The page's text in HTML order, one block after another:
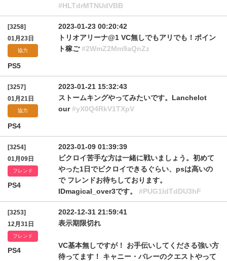
#HLTdrMTNUdVBB
[3258]
01月23日
協力
PS5
2023-01-23 00:20:42
トリオアリーナ@1 VC無しでもアリでも！ポイン
ト稼ご#2WmZ2Mm9aQnZz
[3257]
01月21日
協力
PS4
2023-01-21 15:32:43
ストームキングやってみたいです。Lanchelot
our#yX0Q4RkV1TXpV
[3254]
01月09日
フレンド
PS4
2023-01-09 01:39:39
ビクロイ苦手な方は一緒に戦いましょう。初めて
やった1日でビクロイできるぐらい、psは高いの
で フレンドお待ちしております。
IDmagical_over3です。 #PUG1IdTdDU3hF
[3253]
12月31日
フレンド
PS4
2022-12-31 21:59:41
表示期限切れ
VC基本無しですが！ お手伝いしてくださる強い方
待ってます！ キャニー・バレーのクエストやって